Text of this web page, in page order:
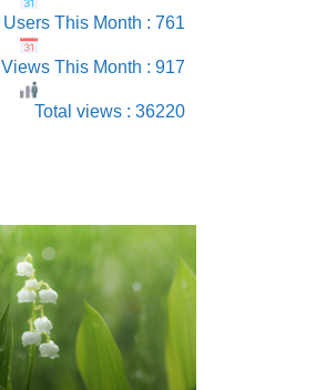
Users This Month : 761
Views This Month : 917
Total views : 36220